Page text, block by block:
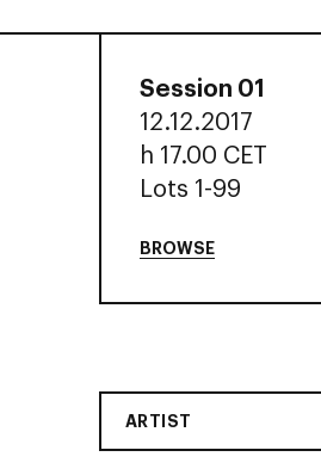
Session 01
12.12.2017
h 17.00 CET
Lots 1-99
BROWSE
ARTIST